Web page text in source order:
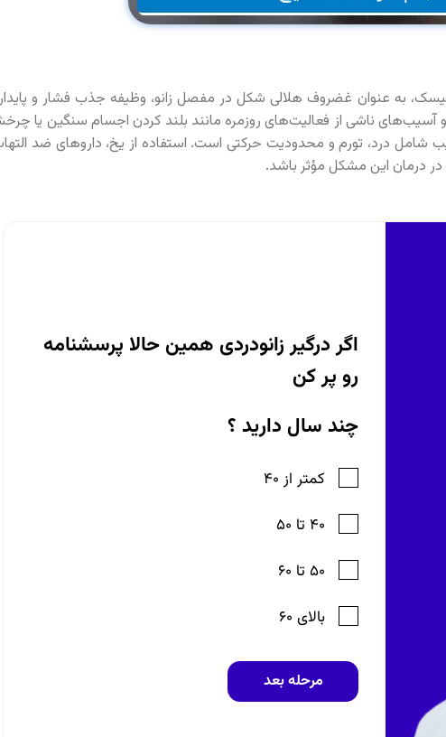
به عنوان غضروف هلالی شکل در مفصل زانو، وظیفه جذب فشار و
ناشی از فعالیت‌های روزمره مانند بلند کردن اجسام سنگین یا
درد، تورم و محدودیت حرکتی است. استفاده از یخ، داروهای ضد
در درمان این مشکل مؤثر باشد.